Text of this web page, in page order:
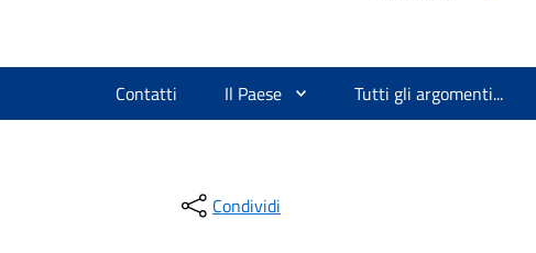
Contatti Il Paese Tutti gli argomenti...
Condividi